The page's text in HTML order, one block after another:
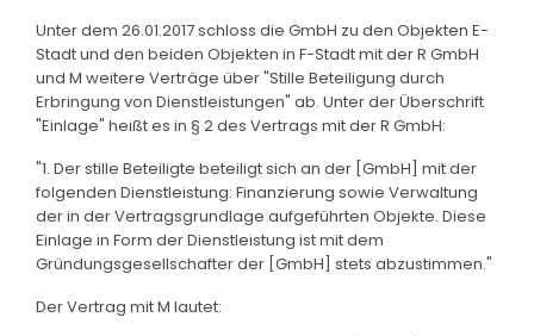
Unter dem 26.01.2017 schloss die GmbH zu den Objekten E-
Stadt und den beiden Objekten in F-Stadt mit der R GmbH
und M weitere Verträge über "Stille Beteiligung durch
Erbringung von Dienstleistungen" ab. Unter der Überschrift
"Einlage" heißt es in § 2 des Vertrags mit der R GmbH:
"1. Der stille Beteiligte beteiligt sich an der [GmbH] mit der
folgenden Dienstleistung: Finanzierung sowie Verwaltung
der in der Vertragsgrundlage aufgeführten Objekte. Diese
Einlage in Form der Dienstleistung ist mit dem
Gründungsgesellschafter der [GmbH] stets abzustimmen."
Der Vertrag mit M lautet: